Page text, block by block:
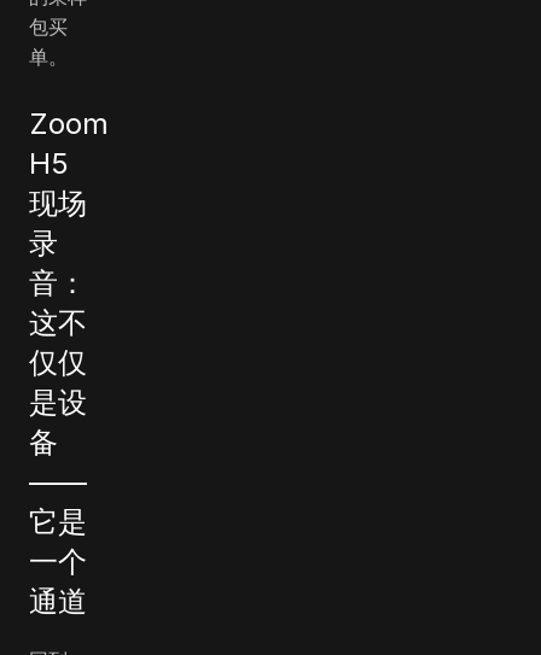
包买
单。
Zoom
H5
现场
录
音：
这不
仅仅
是设
备
——
它是
一个
通道